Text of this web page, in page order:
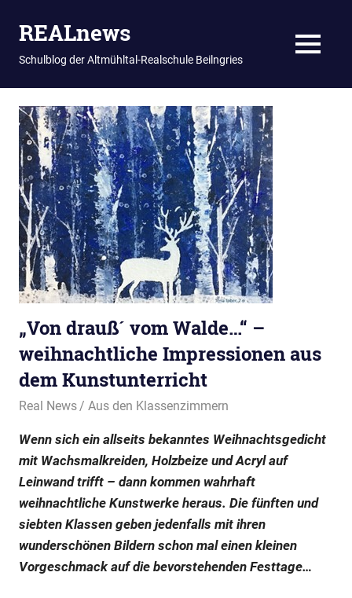
Inhalt
springen
REALnews
Schulblog der Altmühltal-Realschule Beilngries MENU
„Von drauß´ vom Walde…“ –
weihnachtliche Impressionen aus
dem Kunstunterricht
21. Dezember 2021
Real News Aus den Klassenzimmern
Wenn sich ein allseits bekanntes Weihnachtsgedicht
mit Wachsmalkreiden, Holzbeize und Acryl auf
Leinwand trifft – dann kommen wahrhaft
weihnachtliche Kunstwerke heraus. Die fünften und
siebten Klassen geben jedenfalls mit ihren
wunderschönen Bildern schon mal einen kleinen
Vorgeschmack auf die bevorstehenden Festtage…